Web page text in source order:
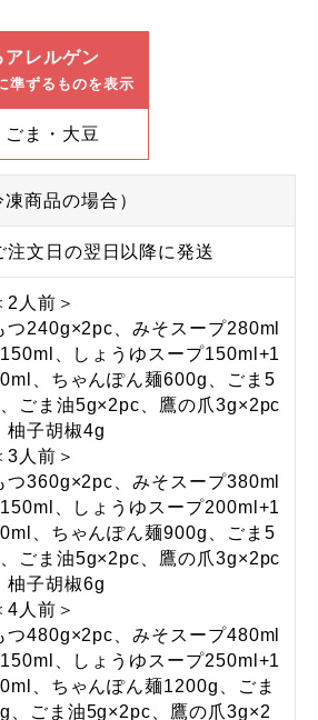
レルゲン
準ずるものを表示
ま・大豆
商品の場合）
注文日の翌日以降に発送
2人前＞
つ240g×2pc、みそスープ280ml
、しょうゆスープ150ml+1
、ちゃんぽん麺600g、ごま5
ごま油5g×2pc、鷹の爪3g×2pc
柚子胡椒4g
3人前＞
つ360g×2pc、みそスープ380ml
、しょうゆスープ200ml+1
、ちゃんぽん麺900g、ごま5
ごま油5g×2pc、鷹の爪3g×2pc
柚子胡椒6g
4人前＞
つ480g×2pc、みそスープ480ml
、しょうゆスープ250ml+1
、ちゃんぽん麺1200g、ごま
、ごま油5g×2pc、鷹の爪3g×2